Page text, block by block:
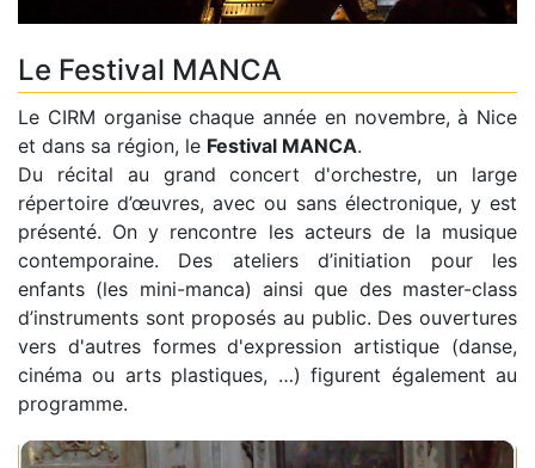
Le Festival MANCA
Le CIRM organise chaque année en novembre, à Nice
et dans sa région, le Festival MANCA.
Du récital au grand concert d'orchestre, un large
répertoire d’œuvres, avec ou sans électronique, y est
présenté. On y rencontre les acteurs de la musique
contemporaine. Des ateliers d’initiation pour les
enfants (les mini-manca) ainsi que des master-class
d’instruments sont proposés au public. Des ouvertures
vers d'autres formes d'expression artistique (danse,
cinéma ou arts plastiques, …) figurent également au
programme.